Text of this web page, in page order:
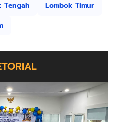
Tengah
Lombok Timur